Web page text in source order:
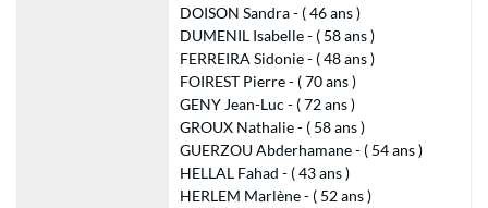
DOISON Sandra - ( 46 ans )
DUMENIL Isabelle - ( 58 ans )
FERREIRA Sidonie - ( 48 ans )
FOIREST Pierre - ( 70 ans )
GENY Jean-Luc - ( 72 ans )
GROUX Nathalie - ( 58 ans )
GUERZOU Abderhamane - ( 54 ans )
HELLAL Fahad - ( 43 ans )
HERLEM Marlène - ( 52 ans )